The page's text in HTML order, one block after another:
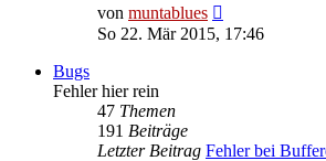
von muntablues
Beitrag
So 22. Mär 2015, 17:46
Bugs
Fehler hier rein
47 Themen
191 Beiträge
Letzter Beitrag Fehler bei